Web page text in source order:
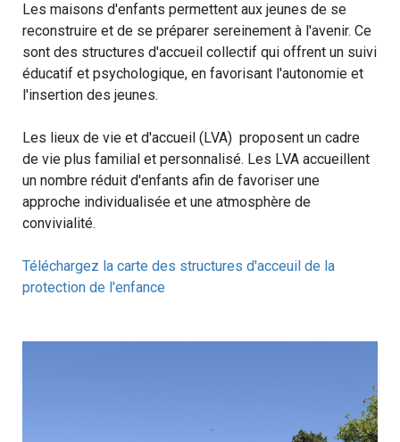
Les maisons d'enfants permettent aux jeunes de se
reconstruire et de se préparer sereinement à l'avenir. Ce
sont des structures d'accueil collectif qui offrent un suivi
éducatif et psychologique, en favorisant l'autonomie et
l'insertion des jeunes.
Les lieux de vie et d'accueil (LVA) proposent un cadre
de vie plus familial et personnalisé. Les LVA accueillent
un nombre réduit d'enfants afin de favoriser une
approche individualisée et une atmosphère de
convivialité.
Téléchargez la carte des structures d'acceuil de la
protection de l'enfance